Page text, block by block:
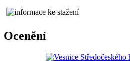
Ocenění